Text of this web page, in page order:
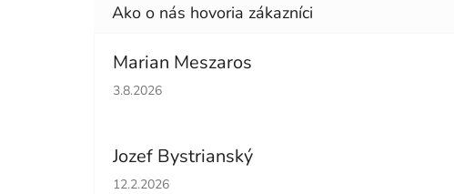
Marian Meszaros
Hodnotenie obchodu je 5 z 5 hviezdičiek.
3.8.2026
Jozef Bystrianský
Hodnotenie obchodu je 5 z 5 hviezdičiek.
12.2.2026